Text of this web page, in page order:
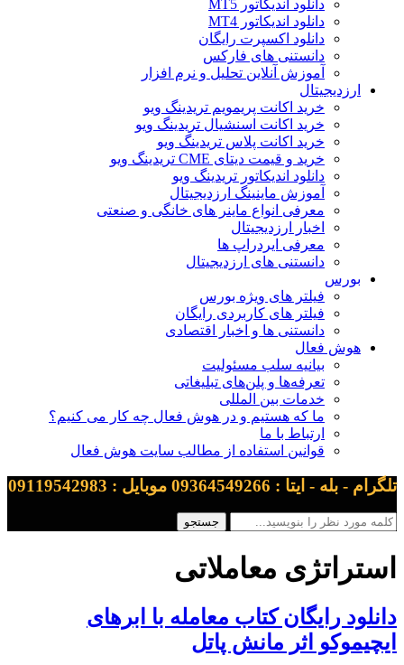
دانلود اندیکاتور MT5
دانلود اندیکاتور MT4
دانلود اکسپرت رایگان
دانستنی های فارکس
آموزش آنلاین تحلیل و نرم افزار
ارزدیجیتال
خرید اکانت پریمویم تریدینگ ویو
خرید اکانت اسنشیال تریدینگ ویو
خرید اکانت پلاس تریدینگ ویو
خرید و قیمت دیتای CME تریدینگ ویو
دانلود اندیکاتور تریدینگ ویو
آموزش ماینینگ ارزدیجیتال
معرفی انواع ماینر های خانگی و صنعتی
اخبار ارزدیجیتال
معرفی ایردراپ ها
دانستنی های ارزدیجیتال
بورس
فیلتر های ویژه بورس
فیلتر های کاربردی رایگان
دانستنی ها و اخبار اقتصادی
هوش فعال
بیانیه سلب مسئولیت
تعرفه‌ها و پلن‌های تبلیغاتی
خدمات بین المللی
ما که هستیم و در هوش فعال چه کار می کنیم؟
ارتباط با ما
قوانین استفاده از مطالب سایت هوش فعال
تلگرام - بله - ایتا : 09364549266 موبایل : 09119542983
استراتژی معاملاتی
دانلود رایگان کتاب معامله با ابرهای
ایچیموکو اثر مانش پاتل